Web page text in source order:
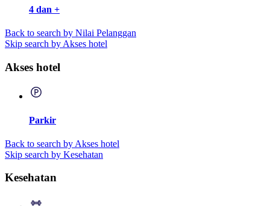
4 dan +
Back to search by Nilai Pelanggan
Skip search by Akses hotel
Akses hotel
Parkir
Back to search by Akses hotel
Skip search by Kesehatan
Kesehatan